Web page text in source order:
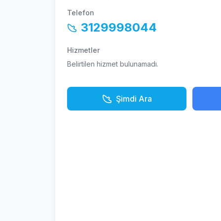
Telefon
3129998044
Hizmetler
Belirtilen hizmet bulunamadı.
Şimdi Ara